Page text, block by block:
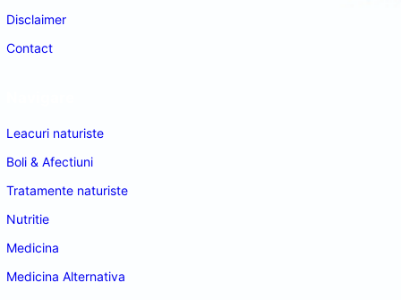
Disclaimer
Contact
Leacuri naturiste
Boli & Afectiuni
Tratamente naturiste
Nutritie
Medicina
Medicina Alternativa